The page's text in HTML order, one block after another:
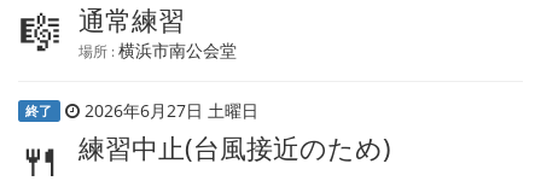
🎼 通常練習
場所 :横浜市南公会堂
終了 2026年6月27日 土曜日
🍴 練習中止(台風接近のため)